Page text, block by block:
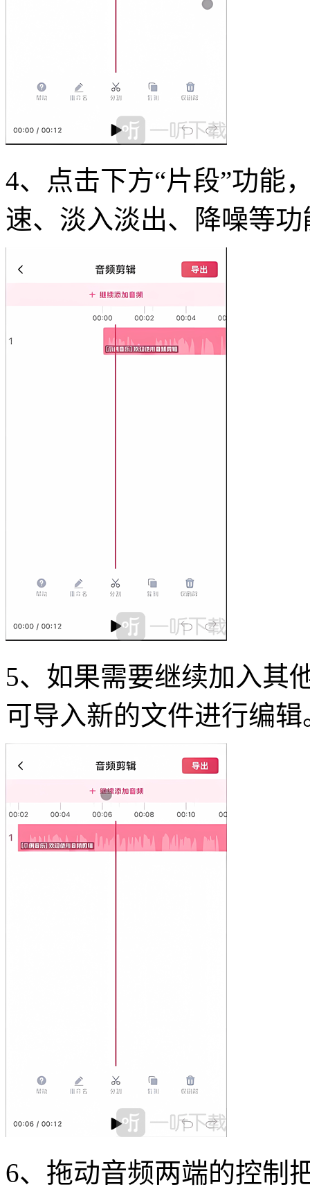
4、点击下方“片段”功能
速、淡入淡出、降噪等
5、如果需要继续加入其
可导入新的文件进行编辑
6、拖动音频两端的控制